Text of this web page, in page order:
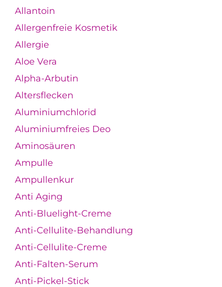
Allantoin
Allergenfreie Kosmetik
Allergie
Aloe Vera
Alpha-Arbutin
Altersflecken
Aluminiumchlorid
Aluminiumfreies Deo
Aminosäuren
Ampulle
Ampullenkur
Anti Aging
Anti-Bluelight-Creme
Anti-Cellulite-Behandlung
Anti-Cellulite-Creme
Anti-Falten-Serum
Anti-Pickel-Stick